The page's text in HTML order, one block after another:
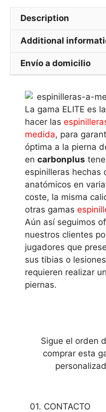
Description
Additional
Envío a domicilio
La gama ELITE es
hacer las
medida, para
óptima a la pierna
en carbonplus
espinilleras hechas
anatómicos en
coste, la misma
otras gamas
Aún así seguimos
nuestros clientes
jugadores que
sus tibias o
requieren realizar
piernas.
Sigue el orden
comprar esta
01. CONTACTO